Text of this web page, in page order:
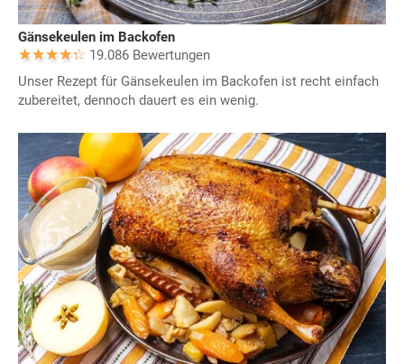
Gänsekeulen im Backofen
19.086 Bewertungen
Unser Rezept für Gänsekeulen im Backofen ist recht einfach
zubereitet, dennoch dauert es ein wenig.